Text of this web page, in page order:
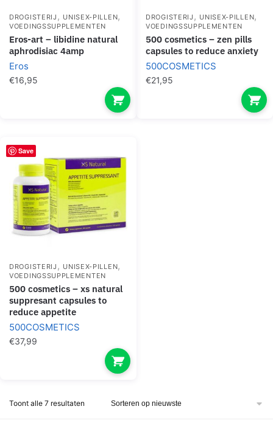
DROGISTERIJ , UNISEX-PILLEN,
VOEDINGSSUPPLEMENTEN
eros-art – libidine natural
aphrodisiac 4amp
Eros
€16,95
DROGISTERIJ , UNISEX-PILLEN,
VOEDINGSSUPPLEMENTEN
500 cosmetics – zen pills
capsules to reduce anxiety
500COSMETICS
€21,95
Save
DROGISTERIJ , UNISEX-PILLEN,
VOEDINGSSUPPLEMENTEN
500 cosmetics – xs natural
suppresant capsules to
reduce appetite
500COSMETICS
€37,99
Toont alle 7 resultaten Gesorteerd